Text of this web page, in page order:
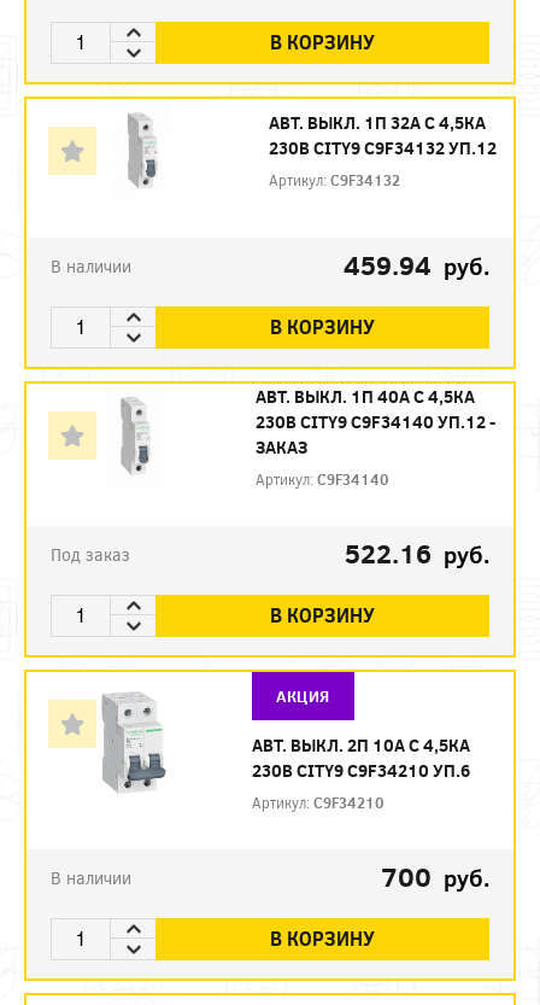
В КОРЗИНУ
АВТ. ВЫКЛ. 1П 32А С 4,5КА
230В CITY9 C9F34132 УП.12
Артикул:C9F34132
В наличии 459.94 руб.
В КОРЗИНУ
АВТ. ВЫКЛ. 1П 40А С 4,5КА
230В CITY9 C9F34140 УП.12 -
ЗАКАЗ
Артикул:C9F34140
Под заказ 522.16 руб.
В КОРЗИНУ
АКЦИЯ
АВТ. ВЫКЛ. 2П 10А С 4,5КА
230В CITY9 C9F34210 УП.6
Артикул:C9F34210
В наличии 700 руб.
В КОРЗИНУ